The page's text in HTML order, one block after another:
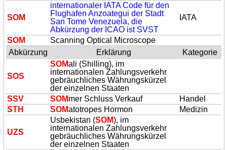
SOM
internationaler IATA Code für den
Flughafen Anzoategui der Stadt
San Tome Venezuela, die
Abkürzung der ICAO ist SVST
IATA
SOM
Scanning Optical Microscope
Abkürzung
Erklärung Kategorie
SOS
SOMali (Shilling), im
internationalen Zahlungsverkehr
gebräuchliches Währungskürzel
der einzelnen Staaten
SSV
SOMmer Schluss Verkauf
Handel
STH
SOMatotropes Hormon Medizin
UZS
Usbekistan (SOM), im
internationalen Zahlungsverkehr
gebräuchliches Währungskürzel
der einzelnen Staaten